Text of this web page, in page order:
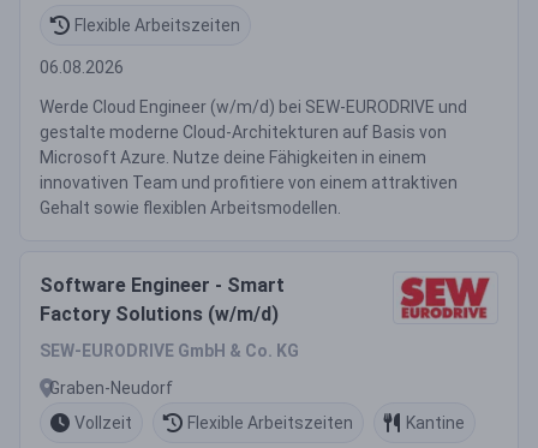
Flexible Arbeitszeiten
06.08.2026
Werde Cloud Engineer (w/m/d) bei SEW-EURODRIVE und
gestalte moderne Cloud-Architekturen auf Basis von
Microsoft Azure. Nutze deine Fähigkeiten in einem
innovativen Team und profitiere von einem attraktiven
Gehalt sowie flexiblen Arbeitsmodellen.
Software Engineer - Smart
Factory Solutions (w/m/d)
SEW-EURODRIVE GmbH & Co. KG
Graben-Neudorf
Vollzeit
Flexible Arbeitszeiten Kantine